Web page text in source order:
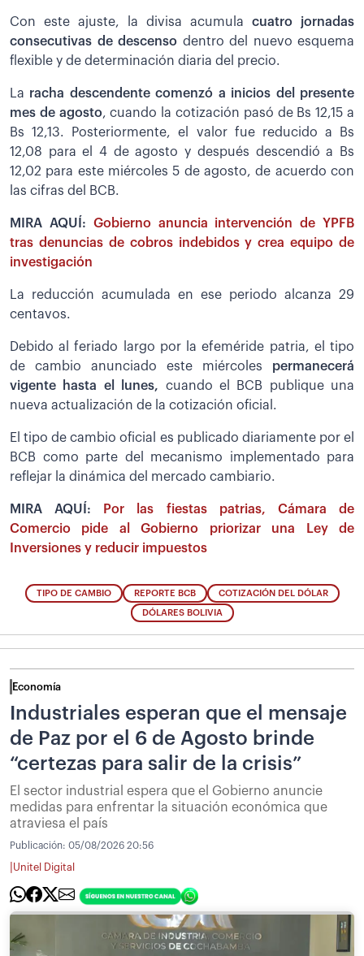
Con este ajuste, la divisa acumula cuatro jornadas
consecutivas de descenso dentro del nuevo esquema
flexible y de determinación diaria del precio.
La racha descendente comenzó a inicios del presente
mes de agosto, cuando la cotización pasó de Bs 12,15 a
Bs 12,13. Posteriormente, el valor fue reducido a Bs
12,08 para el 4 de agosto y después descendió a Bs
12,02 para este miércoles 5 de agosto, de acuerdo con
las cifras del BCB.
MIRA AQUÍ: Gobierno anuncia intervención de YPFB
tras denuncias de cobros indebidos y crea equipo de
investigación
La reducción acumulada en ese periodo alcanza 29
centavos.
Debido al feriado largo por la efeméride patria, el tipo
de cambio anunciado este miércoles permanecerá
vigente hasta el lunes, cuando el BCB publique una
nueva actualización de la cotización oficial.
El tipo de cambio oficial es publicado diariamente por el
BCB como parte del mecanismo implementado para
reflejar la dinámica del mercado cambiario.
MIRA AQUÍ:
Por las fiestas patrias, Cámara de
Comercio pide al Gobierno priorizar una Ley de
Inversiones y reducir impuestos
TIPO DE CAMBIO REPORTE BCB COTIZACIÓN DEL DÓLAR
DÓLARES BOLIVIA
Economía
Industriales esperan que el mensaje
de Paz por el 6 de Agosto brinde
“certezas para salir de la crisis”
El sector industrial espera que el Gobierno anuncie
medidas para enfrentar la situación económica que
atraviesa el país
Publicación: 05/08/2026 20:56
Unitel Digital